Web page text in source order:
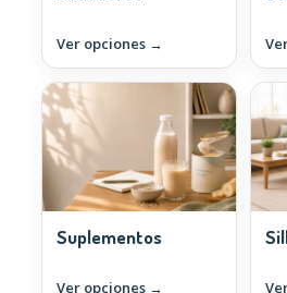
Ver opciones →
Suplementos
Ver opciones →